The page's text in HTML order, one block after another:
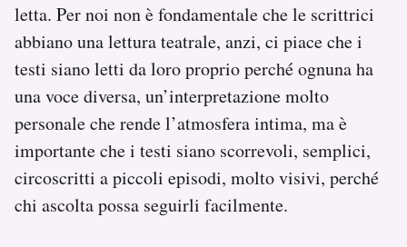
letta. Per noi non è fondamentale che le scrittrici
abbiano una lettura teatrale, anzi, ci piace che i
testi siano letti da loro proprio perché ognuna ha
una voce diversa, un’interpretazione molto
personale che rende l’atmosfera intima, ma è
importante che i testi siano scorrevoli, semplici,
circoscritti a piccoli episodi, molto visivi, perché
chi ascolta possa seguirli facilmente.